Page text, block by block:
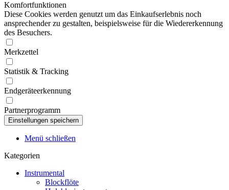
Komfortfunktionen
Diese Cookies werden genutzt um das Einkaufserlebnis noch
ansprechender zu gestalten, beispielsweise für die Wiedererkennung
des Besuchers.
Merkzettel
Statistik & Tracking
Endgeräteerkennung
Partnerprogramm
Menü schließen
Kategorien
Instrumental
Blockflöte